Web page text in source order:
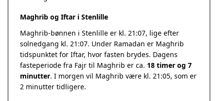
Maghrib og Iftar i Stenlille
Maghrib-bønnen i Stenlille er kl. 21:07, lige efter
solnedgang kl. 21:07. Under Ramadan er Maghrib
tidspunktet for Iftar, hvor fasten brydes. Dagens
fasteperiode fra Fajr til Maghrib er ca. 18 timer og 7
minutter. I morgen vil Maghrib være kl. 21:05, som er
2 minutter tidligere.